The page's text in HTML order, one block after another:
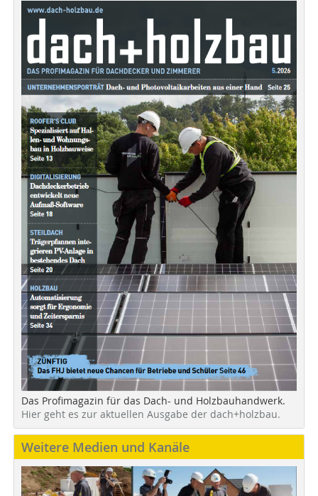
Das Profimagazin für das Dach- und Holzbauhandwerk.
Hier geht es zur aktuellen Ausgabe der dach+holzbau.
Weitere Medien und Kanäle